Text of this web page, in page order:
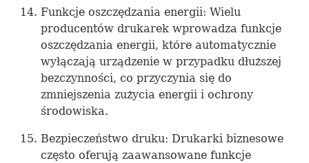
Funkcje oszczędzania energii: Wielu
producentów drukarek wprowadza funkcje
oszczędzania energii, które automatycznie
wyłączają urządzenie w przypadku dłuższej
bezczynności, co przyczynia się do
zmniejszenia zużycia energii i ochrony
środowiska.
Bezpieczeństwo druku: Drukarki biznesowe
często oferują zaawansowane funkcje